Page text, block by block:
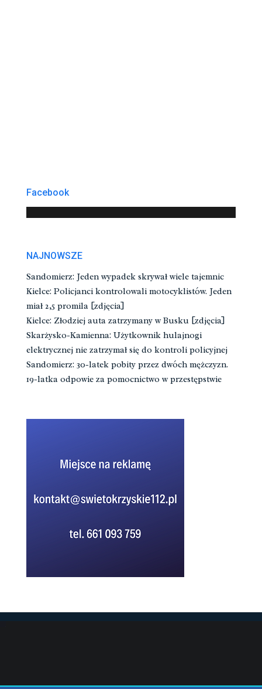
Facebook
NAJNOWSZE
Sandomierz: Jeden wypadek skrywał wiele tajemnic
Kielce: Policjanci kontrolowali motocyklistów. Jeden
miał 2,5 promila [zdjęcia]
Kielce: Złodziej auta zatrzymany w Busku [zdjęcia]
Skarżysko-Kamienna: Użytkownik hulajnogi
elektrycznej nie zatrzymał się do kontroli policyjnej
Sandomierz: 30-latek pobity przez dwóch mężczyzn.
19-latka odpowie za pomocnictwo w przestępstwie